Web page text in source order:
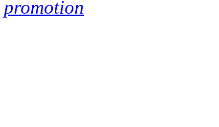
promotion